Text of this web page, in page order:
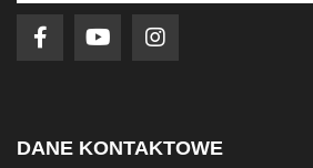
newsletter:
DANE KONTAKTOWE